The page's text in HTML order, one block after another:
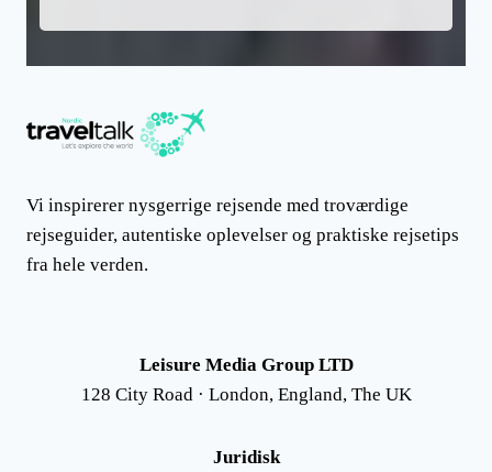
Vi inspirerer nysgerrige rejsende med troværdige
rejseguider, autentiske oplevelser og praktiske rejsetips
fra hele verden.
Leisure Media Group LTD
128 City Road · London, England, The UK
Juridisk